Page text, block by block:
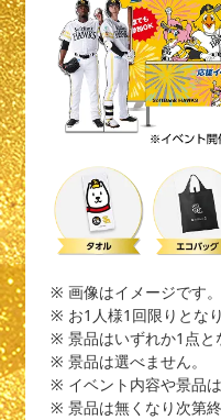
※ 画像はイメージです。
※ お1人様1回限りとなり
※ 景品はいずれか1点と
※ 景品は選べません。
※ イベント内容や景品
※ 景品は無くなり次第終